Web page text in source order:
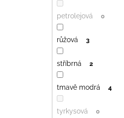
petrolejová 0
růžová 3
stříbrná 2
tmavě modrá 4
tyrkysová 0